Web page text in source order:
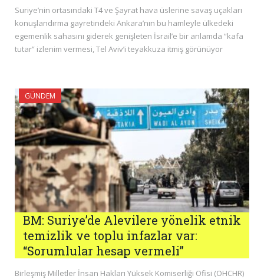
Suriye’nin ortasındaki T4 ve Şayrat hava üslerine savaş uçakları
konuşlandırma gayretindeki Ankara’nın bu hamleyle ülkedeki
egemenlik sahasını giderek genişleten İsrail’e bir anlamda “kafa
tutar” izlenim vermesi, Tel Aviv’i teyakkuza itmiş görünüyor
GÜNDEM
BM: Suriye’de Alevilere yönelik etnik
temizlik ve toplu infazlar var:
“Sorumlular hesap vermeli”
Birleşmiş Milletler İnsan Hakları Yüksek Komiserliği Ofisi (OHCHR)